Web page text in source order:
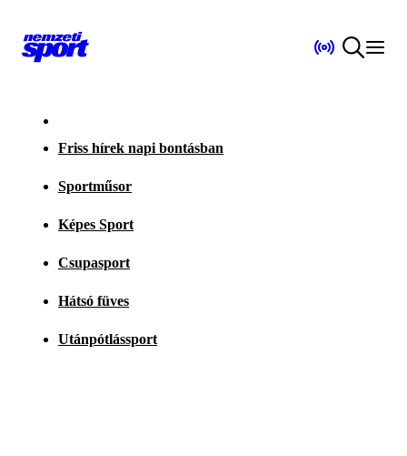
Friss hírek napi bontásban
Sportműsor
Képes Sport
Csupasport
Hátsó füves
Utánpótlássport